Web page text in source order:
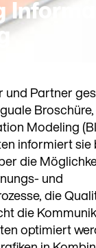
und Partner
Modeling
informiert sie
die
und
die
die
optimiert